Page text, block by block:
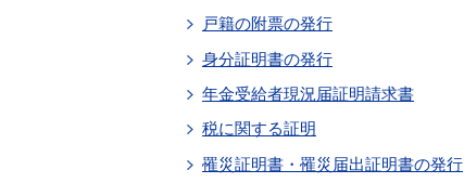
戸籍の附票の発行
身分証明書の発行
年金受給者現況届証明請求書
税に関する証明
罹災証明書・罹災届出証明書の発行